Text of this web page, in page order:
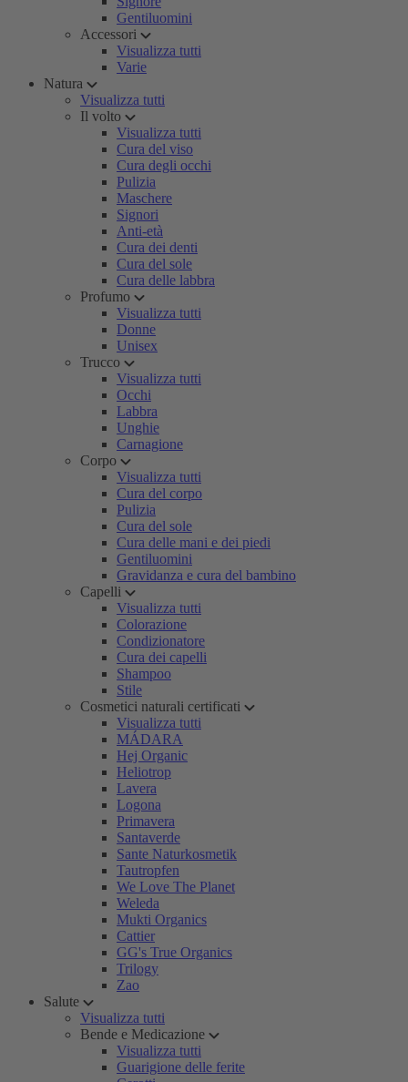
Gentiluomini
Accessori
Visualizza tutti
Varie
Natura
Visualizza tutti
Il volto
Visualizza tutti
Cura del viso
Cura degli occhi
Pulizia
Maschere
Signori
Anti-età
Cura dei denti
Cura del sole
Cura delle labbra
Profumo
Visualizza tutti
Donne
Unisex
Trucco
Visualizza tutti
Occhi
Labbra
Unghie
Carnagione
Corpo
Visualizza tutti
Cura del corpo
Pulizia
Cura del sole
Cura delle mani e dei piedi
Gentiluomini
Gravidanza e cura del bambino
Capelli
Visualizza tutti
Colorazione
Condizionatore
Cura dei capelli
Shampoo
Stile
Cosmetici naturali certificati
Visualizza tutti
MÁDARA
Hej Organic
Heliotrop
Lavera
Logona
Primavera
Santaverde
Sante Naturkosmetik
Tautropfen
We Love The Planet
Weleda
Mukti Organics
Cattier
GG's True Organics
Trilogy
Zao
Salute
Visualizza tutti
Bende e Medicazione
Visualizza tutti
Guarigione delle ferite